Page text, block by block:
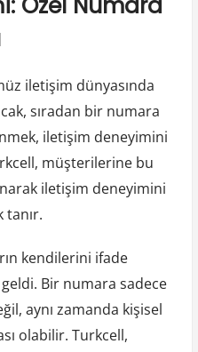
iletişim dünyasında
sıradan bir numara
iletişim deneyimini
müşterilerine bu
iletişim deneyimini
kendilerini ifade
Bir numara sadece
aynı zamanda kişisel
olabilir. Turkcell,